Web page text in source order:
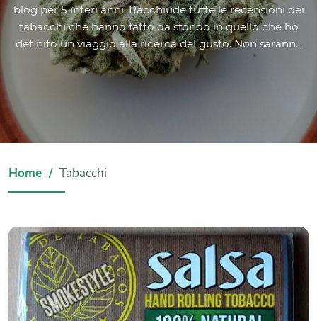
blog per 5 interi anni. Racchiude tutte le recensioni dei
tabacchi che hanno fatto da sfondo in quello che ho
definito un viaggio alla ricerca del gusto. Non sarann...
Home Tabacchi